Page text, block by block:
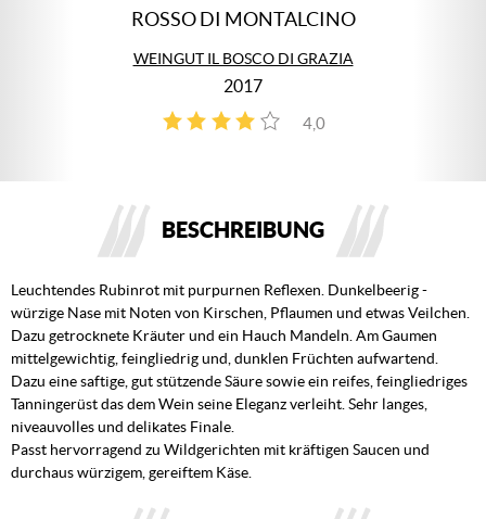
ROSSO DI MONTALCINO
WEINGUT IL BOSCO DI GRAZIA
2017
4,0
1
BESCHREIBUNG
Leuchtendes Rubinrot mit purpurnen Reflexen. Dunkelbeerig -
würzige Nase mit Noten von Kirschen, Pflaumen und etwas Veilchen.
Dazu getrocknete Kräuter und ein Hauch Mandeln. Am Gaumen
mittelgewichtig, feingliedrig und, dunklen Früchten aufwartend.
Dazu eine saftige, gut stützende Säure sowie ein reifes, feingliedriges
Tanningerüst das dem Wein seine Eleganz verleiht. Sehr langes,
niveauvolles und delikates Finale.
Passt hervorragend zu Wildgerichten mit kräftigen Saucen und
durchaus würzigem, gereiftem Käse.